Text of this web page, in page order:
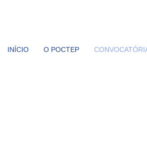
INÍCIO O POCTEP